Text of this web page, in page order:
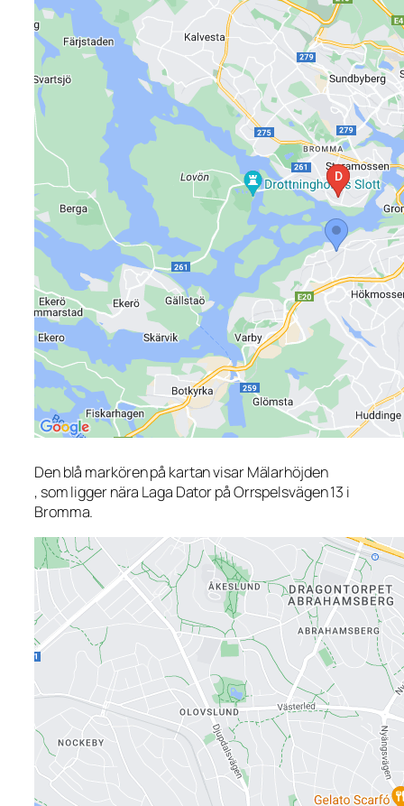
Den blå markören på kartan visar Mälarhöjden
, som ligger nära Laga Dator på Orrspelsvägen 13 i
Bromma.